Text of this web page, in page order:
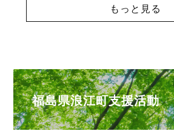
もっと見る
福島県浪江町支援活動